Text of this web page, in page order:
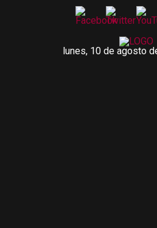
lunes, 10 de agosto